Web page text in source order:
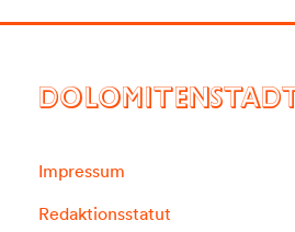
DOLOMITENSTADT
Impressum
Redaktionsstatut